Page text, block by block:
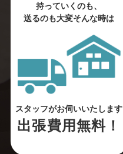
持っていくのも、
送るのも大変そんな時は
スタッフがお伺いいたします
出張費用無料！